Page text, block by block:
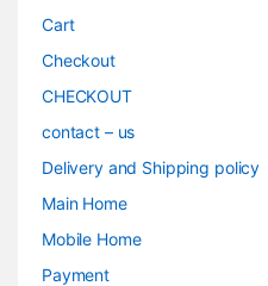
Cart
Checkout
CHECKOUT
contact – us
Delivery and Shipping policy
Main Home
Mobile Home
Payment